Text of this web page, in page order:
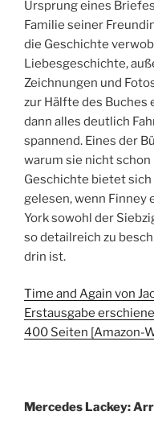
Ursprung eines
Familie seiner
die Geschichte
Liebesgeschichte,
Zeichnungen und
zur Hälfte des Buches
dann alles deutlich
spannend. Eines der
warum sie nicht
Geschichte bietet
gelesen, wenn Finney
York sowohl der
so detailreich zu
drin ist.
Time and Again von
Erstausgabe
400 Seiten [Amazon-
Mercedes Lackey: